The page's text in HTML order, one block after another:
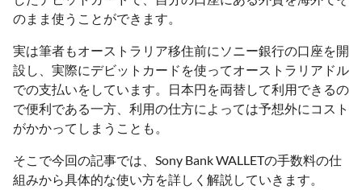
のまま使うことができます。
実は筆者もオーストラリア移住前にソニー銀行の口座を開
設し、実際にデビットカードを使ってオーストラリアドル
での支払いをしています。日本円を両替して利用できるの
で便利である一方、利用の仕方によっては予想外にコスト
がかかってしまうことも。
そこで今回の記事では、Sony Bank WALLETの手数料の仕
組みから具体的な使い方を詳しく解説していきます。